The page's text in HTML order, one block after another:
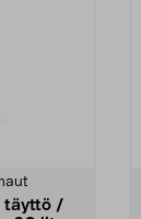
täyttö /